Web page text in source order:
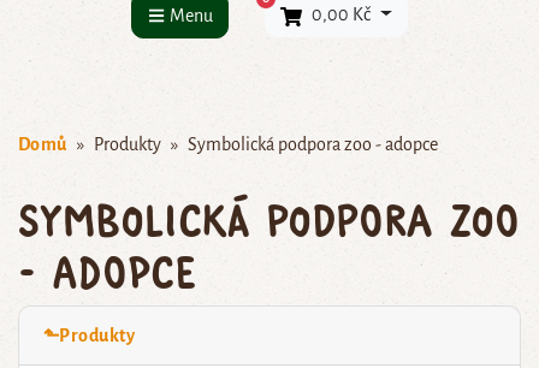
Menu 0,00 Kč
Domů Produkty Symbolická podpora zoo - adopce
Symbolická podpora zoo
- adopce
⬑Produkty